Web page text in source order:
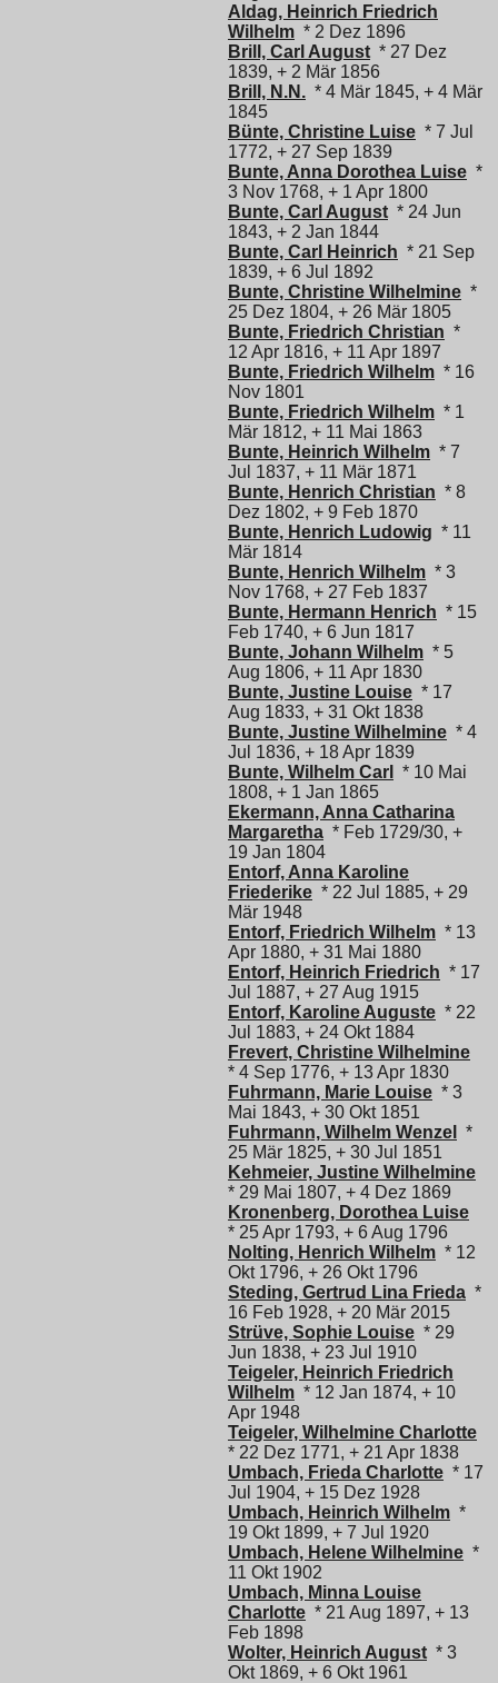
Aldag, Heinrich Friedrich
Wilhelm * 2 Dez 1896
Brill, Carl August * 27 Dez
1839, + 2 Mär 1856
Brill, N.N. * 4 Mär 1845, + 4 Mär
1845
Bünte, Christine Luise * 7 Jul
1772, + 27 Sep 1839
Bunte, Anna Dorothea Luise *
3 Nov 1768, + 1 Apr 1800
Bunte, Carl August * 24 Jun
1843, + 2 Jan 1844
Bunte, Carl Heinrich * 21 Sep
1839, + 6 Jul 1892
Bunte, Christine Wilhelmine *
25 Dez 1804, + 26 Mär 1805
Bunte, Friedrich Christian *
12 Apr 1816, + 11 Apr 1897
Bunte, Friedrich Wilhelm * 16
Nov 1801
Bunte, Friedrich Wilhelm * 1
Mär 1812, + 11 Mai 1863
Bunte, Heinrich Wilhelm * 7
Jul 1837, + 11 Mär 1871
Bunte, Henrich Christian * 8
Dez 1802, + 9 Feb 1870
Bunte, Henrich Ludowig * 11
Mär 1814
Bunte, Henrich Wilhelm * 3
Nov 1768, + 27 Feb 1837
Bunte, Hermann Henrich * 15
Feb 1740, + 6 Jun 1817
Bunte, Johann Wilhelm * 5
Aug 1806, + 11 Apr 1830
Bunte, Justine Louise * 17
Aug 1833, + 31 Okt 1838
Bunte, Justine Wilhelmine * 4
Jul 1836, + 18 Apr 1839
Bunte, Wilhelm Carl
* 10 Mai
1808, + 1 Jan 1865
Ekermann, Anna Catharina
Margaretha * Feb 1729/30, +
19 Jan 1804
Entorf, Anna Karoline
Friederike * 22 Jul 1885, + 29
Mär 1948
Entorf, Friedrich Wilhelm * 13
Apr 1880, + 31 Mai 1880
Entorf, Heinrich Friedrich * 17
Jul 1887, + 27 Aug 1915
Entorf, Karoline Auguste * 22
Jul 1883, + 24 Okt 1884
Frevert, Christine Wilhelmine
* 4 Sep 1776, + 13 Apr 1830
Fuhrmann, Marie Louise * 3
Mai 1843, + 30 Okt 1851
Fuhrmann, Wilhelm Wenzel
*
25 Mär 1825, + 30 Jul 1851
Kehmeier, Justine Wilhelmine
* 29 Mai 1807, + 4 Dez 1869
Kronenberg, Dorothea Luise
* 25 Apr 1793, + 6 Aug 1796
Nolting, Henrich Wilhelm * 12
Okt 1796, + 26 Okt 1796
Steding, Gertrud Lina Frieda *
16 Feb 1928, + 20 Mär 2015
Strüve, Sophie Louise * 29
Jun 1838, + 23 Jul 1910
Teigeler, Heinrich Friedrich
Wilhelm * 12 Jan 1874, + 10
Apr 1948
Teigeler, Wilhelmine Charlotte
* 22 Dez 1771, + 21 Apr 1838
Umbach, Frieda Charlotte * 17
Jul 1904, + 15 Dez 1928
Umbach, Heinrich Wilhelm *
19 Okt 1899, + 7 Jul 1920
Umbach, Helene Wilhelmine *
11 Okt 1902
Umbach, Minna Louise
Charlotte * 21 Aug 1897, + 13
Feb 1898
Wolter, Heinrich August * 3
Okt 1869, + 6 Okt 1961